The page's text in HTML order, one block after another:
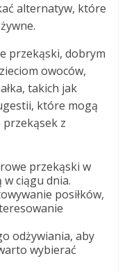
alternatyw, które
przekąski, dobrym
owoców,
takich jak
które mogą
z
przekąski w
ciągu dnia.
posiłków,
odżywiania, aby
wybierać